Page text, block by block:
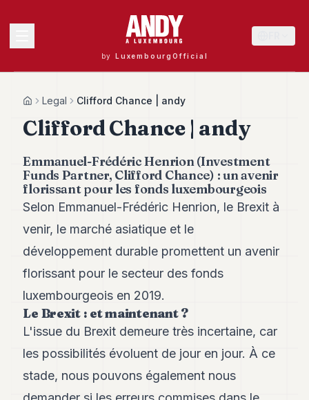
by LuxembourgOfficial
40
Andy
39
Andy
Andy
37
36
Andy
35
Andy
34
33
Andy
HomeLegal Clifford Chance | andy
Clifford Chance | andy
Emmanuel-Frédéric Henrion (Investment
Funds Partner, Clifford Chance) : un avenir
florissant pour les fonds luxembourgeois
Selon Emmanuel-Frédéric Henrion, le Brexit à
venir, le marché asiatique et le
développement durable promettent un avenir
florissant pour le secteur des fonds
luxembourgeois en 2019.
Le Brexit : et maintenant ?
L'issue du Brexit demeure très incertaine, car
les possibilités évoluent de jour en jour. À ce
stade, nous pouvons également nous